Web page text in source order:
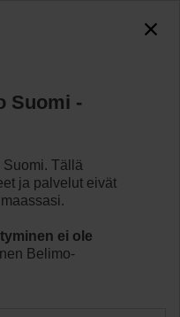
Suomi -
Suomi. Tällä
ja palvelut eivät
ei ole
Belimo-